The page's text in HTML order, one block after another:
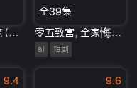
全39集
ai 短剧
9.4 9.6